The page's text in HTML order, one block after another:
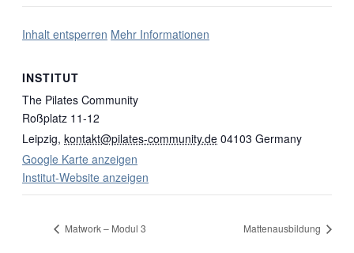
INSTITUT
The Pilates Community
Roßplatz 11-12
Leipzig, kontakt@pilates-community.de 04103 Germany
Google Karte anzeigen
Institut-Website anzeigen
Inhalt entsperren Mehr Informationen
Matwork – Modul 3 Mattenausbildung